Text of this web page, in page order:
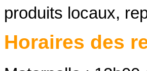
produits locaux,
Horaires des